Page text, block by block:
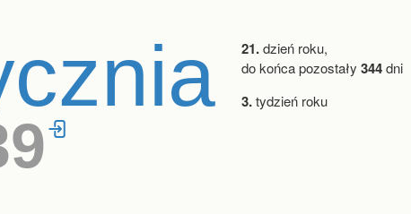
21.dzień roku,
do końca pozostały 344dni
3.tydzień roku